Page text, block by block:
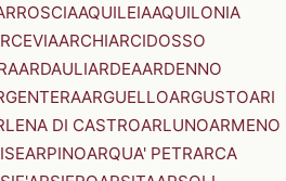
AQUILEIAAQUILONIA
ARCHIARCIDOSSO
ARDAULIARDEAARDENNO
ARGUELLOARGUSTOARI
DI CASTROARLUNOARMENO
ARPINOARQUA' PETRARCA